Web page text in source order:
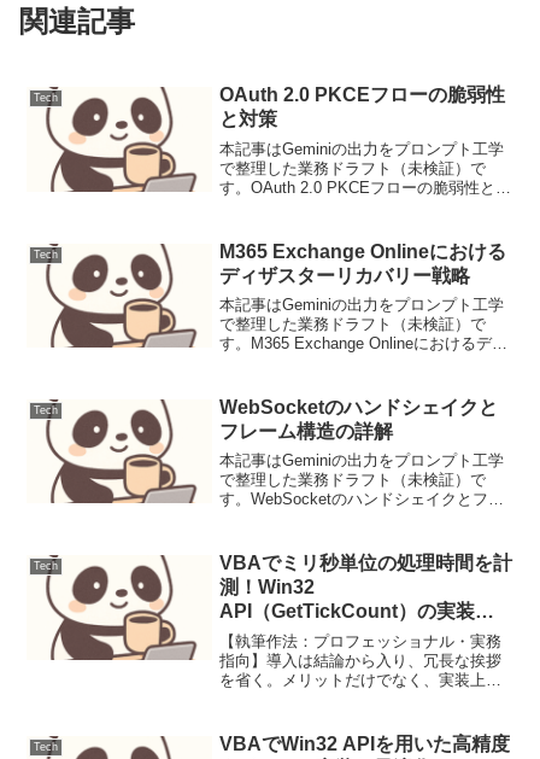
関連記事
Tech
OAuth 2.0 PKCEフローの脆弱性
と対策
本記事はGeminiの出力をプロンプト工学
で整理した業務ドラフト（未検証）で
す。OAuth 2.0 PKCEフローの脆弱性と対
Tech
M365 Exchange Onlineにおける
ディザスターリカバリー戦略
本記事はGeminiの出力をプロンプト工学
で整理した業務ドラフト（未検証）で
す。M365 Exchange Onlineにおけるディ
ーショ...
Tech
WebSocketのハンドシェイクと
フレーム構造の詳解
本記事はGeminiの出力をプロンプト工学
で整理した業務ドラフト（未検証）で
す。WebSocketのハンドシェイクとフレ
イム性が求められる要件に対して、いく
つ...
Tech
VBAでミリ秒単位の処理時間を計
測！Win32
API（GetTickCount）の実装ガ
イド
【執筆作法：プロフェッショナル・実務
指向】導入は結論から入り、冗長な挨拶
を省く。メリットだけでなく、実装上の
変数の命名規則を統一する。本記事は
Tech
VBAでWin32 APIを用いた高精度